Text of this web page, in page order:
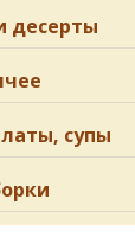
десерты
супы